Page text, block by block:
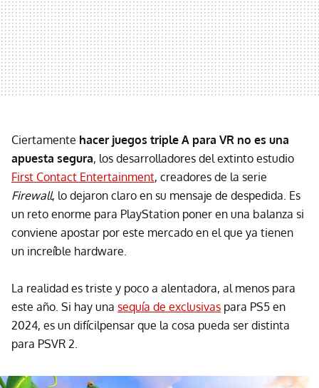
Ciertamente hacer juegos triple A para VR no es una
apuesta segura, los desarrolladores del extinto estudio
First Contact Entertainment, creadores de la serie
Firewall, lo dejaron claro en su mensaje de despedida. Es
un reto enorme para PlayStation poner en una balanza si
conviene apostar por este mercado en el que ya tienen
un increíble hardware.
La realidad es triste y poco a alentadora, al menos para
este año. Si hay una sequía de exclusivas para PS5 en
2024, es un difícilpensar que la cosa pueda ser distinta
para PSVR 2.